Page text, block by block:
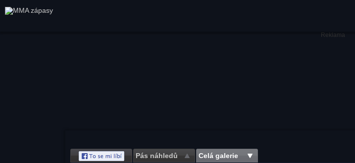
Pás náhledů Celá galerie